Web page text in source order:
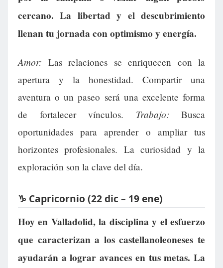
cercano. La libertad y el descubrimiento
llenan tu jornada con optimismo y energía.
Amor: Las relaciones se enriquecen con la
apertura y la honestidad. Compartir una
aventura o un paseo será una excelente forma
de fortalecer vínculos. Trabajo: Busca
oportunidades para aprender o ampliar tus
horizontes profesionales. La curiosidad y la
exploración son la clave del día.
♑ Capricornio (22 dic – 19 ene)
Hoy en Valladolid, la disciplina y el esfuerzo
que caracterizan a los castellanoleoneses te
ayudarán a lograr avances en tus metas. La